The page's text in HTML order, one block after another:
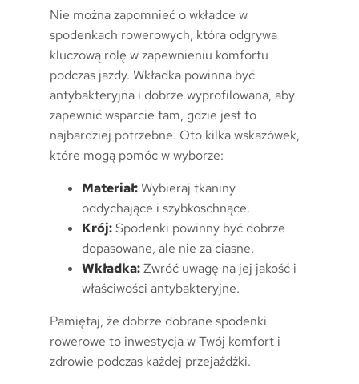
Nie można zapomnieć o wkładce w
spodenkach rowerowych, która odgrywa
kluczową rolę w zapewnieniu komfortu
podczas jazdy. Wkładka powinna być
antybakteryjna i dobrze wyprofilowana, aby
zapewnić wsparcie tam, gdzie jest to
najbardziej potrzebne. Oto kilka wskazówek,
które mogą pomóc w wyborze:
Materiał:Wybieraj tkaniny
oddychające i szybkoschnące.
Krój:Spodenki powinny być dobrze
dopasowane, ale nie za ciasne.
Wkładka:Zwróć uwagę na jej jakość i
właściwości antybakteryjne.
Pamiętaj, że dobrze dobrane spodenki
rowerowe to inwestycja w Twój komfort i
zdrowie podczas każdej przejażdżki.